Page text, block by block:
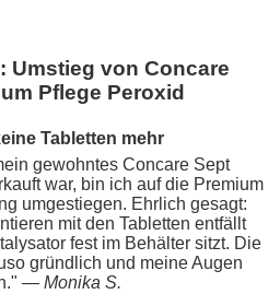
Umstieg von Concare
Pflege Peroxid
Tabletten mehr
gewohntes Concare Sept
war, bin ich auf die Premium
umgestiegen. Ehrlich gesagt:
mit den Tabletten entfällt
fest im Behälter sitzt. Die
gründlich und meine Augen
— Monika S.